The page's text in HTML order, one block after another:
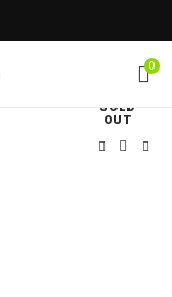
0
SOLD
OUT